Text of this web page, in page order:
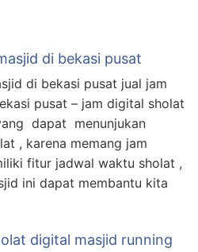
di bekasi pusat
di bekasi pusat jual jam
pusat – jam digital sholat
dapat menunjukan
, karena memang jam
fitur jadwal waktu sholat ,
ini dapat membantu kita
digital masjid running